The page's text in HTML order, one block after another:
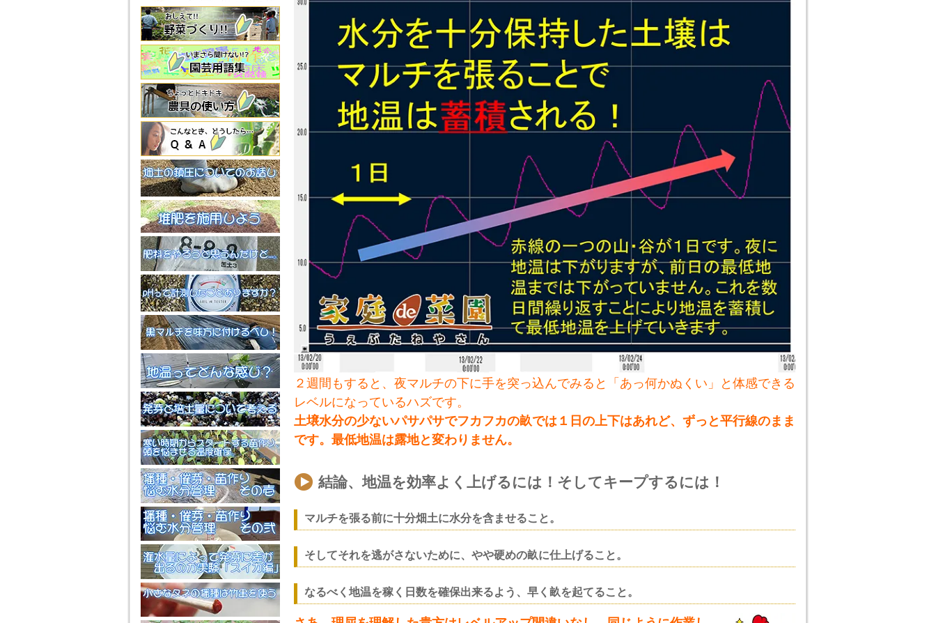
２週間もすると、夜マルチの下に手を突っ込んでみると「あっ何かぬくい」と体感できる
レベルになっているハズです。
土壌水分の少ないパサパサでフカフカの畝では１日の上下はあれど、ずっと平行線のまま
です。最低地温は露地と変わりません。
結論、地温を効率よく上げるには！そしてキープするには！
マルチを張る前に十分畑土に水分を含ませること。
そしてそれを逃がさないために、やや硬めの畝に仕上げること。
なるべく地温を稼く日数を確保出来るよう、早く畝を起てること。